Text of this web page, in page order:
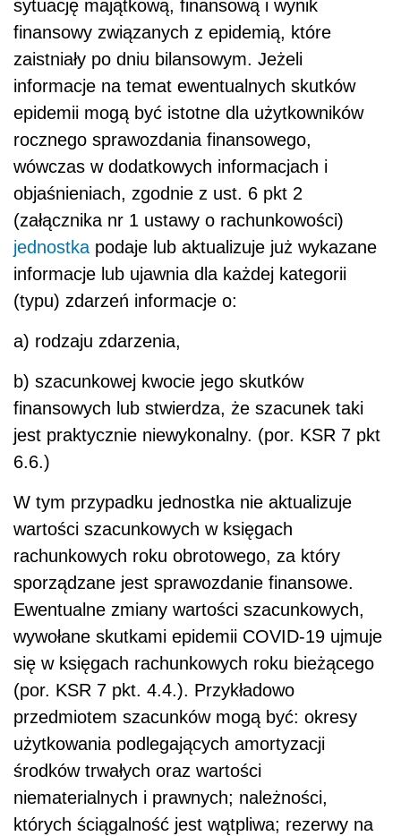
sytuację majątkową, finansową i wynik
finansowy związanych z epidemią, które
zaistniały po dniu bilansowym. Jeżeli
informacje na temat ewentualnych skutków
epidemii mogą być istotne dla użytkowników
rocznego sprawozdania finansowego,
wówczas w dodatkowych informacjach i
objaśnieniach, zgodnie z ust. 6 pkt 2
(załącznika nr 1 ustawy o rachunkowości)
jednostka podaje lub aktualizuje już wykazane
informacje lub ujawnia dla każdej kategorii
(typu) zdarzeń informacje o:
a) rodzaju zdarzenia,
b) szacunkowej kwocie jego skutków
finansowych lub stwierdza, że szacunek taki
jest praktycznie niewykonalny. (por. KSR 7 pkt
6.6.)
W tym przypadku jednostka nie aktualizuje
wartości szacunkowych w księgach
rachunkowych roku obrotowego, za który
sporządzane jest sprawozdanie finansowe.
Ewentualne zmiany wartości szacunkowych,
wywołane skutkami epidemii COVID-19 ujmuje
się w księgach rachunkowych roku bieżącego
(por. KSR 7 pkt. 4.4.). Przykładowo
przedmiotem szacunków mogą być: okresy
użytkowania podlegających amortyzacji
środków trwałych oraz wartości
niematerialnych i prawnych; należności,
których ściągalność jest wątpliwa; rezerwy na